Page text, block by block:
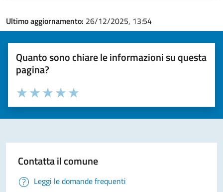
Ultimo aggiornamento: 26/12/2025, 13:54
Quanto sono chiare le informazioni su questa
pagina?
Valuta la chiarezza delle informazioni (da 1 a 5 stelle)
Seleziona il numero di stelle per valutare la chiarezza delle
Valuta 5 stelle su 5
Valuta 4 stelle su 5
Valuta 3 stelle su 5
Valuta 2 stelle su 5
Valuta 1 stelle su 5
Contatta il comune
Leggi le domande frequenti